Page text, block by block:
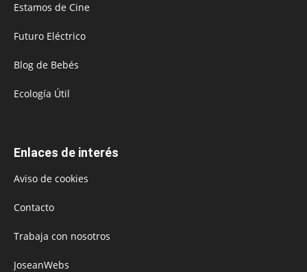
Estamos de Cine
Futuro Eléctrico
Blog de Bebés
Ecología Útil
Enlaces de interés
Aviso de cookies
Contacto
Trabaja con nosotros
JoseanWebs